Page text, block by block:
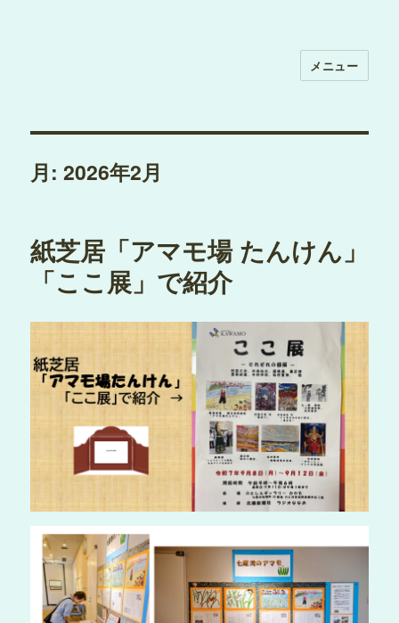
メニュー
月:2026年2月
紙芝居「アマモ場 たんけん」
「ここ展」で紹介